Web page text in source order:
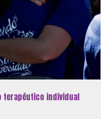
terapéutico individual